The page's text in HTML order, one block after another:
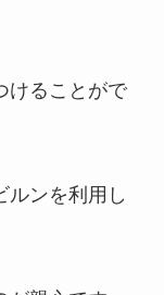
けることがで
ルンを利用し